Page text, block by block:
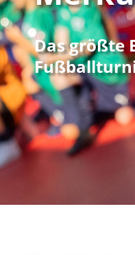
Das größte